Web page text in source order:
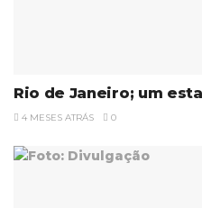
Rio de Janeiro; um
4 MESES ATRÁS 0